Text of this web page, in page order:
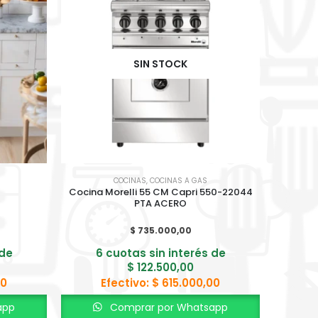
SIN STOCK
COCINAS, COCINAS A GAS
Cocina Morelli 55 CM Capri 550-22044
PTA ACERO
$ 735.000,00
6 cuotas sin interés de
$ 122.500,00
Efectivo: $ 615.000,00
Comprar por Whatsapp